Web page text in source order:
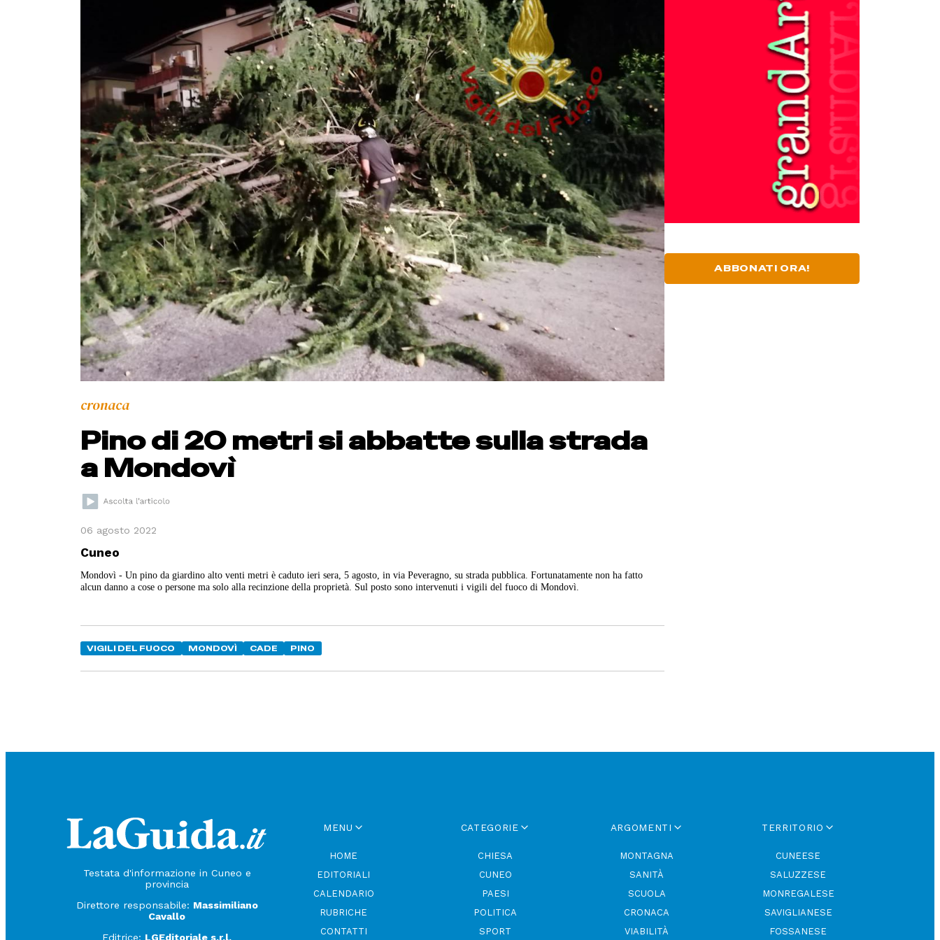
cronaca
Pino di 20 metri si abbatte sulla strada
a Mondovì
06 agosto 2022
Cuneo
Mondovì - Un pino da giardino alto venti metri è caduto ieri sera, 5 agosto, in via Peveragno, su strada pubblica. Fortunatamente non ha fatto
alcun danno a cose o persone ma solo alla recinzione della proprietà. Sul posto sono intervenuti i vigili del fuoco di Mondovì.
VIGILI DEL FUOCO MONDOVÌ CADE PINO
ABBONATI ORA!
Testata d'informazione in Cuneo e
provincia
Direttore responsabile: Massimiliano
Cavallo
Editrice: LGEditoriale s.r.l.
MENU
HOME
EDITORIALI
CALENDARIO
RUBRICHE
CONTATTI
CATEGORIE
CHIESA
CUNEO
PAESI
POLITICA
SPORT
ARGOMENTI
MONTAGNA
SANITÀ
SCUOLA
CRONACA
VIABILITÀ
TERRITORIO
CUNEESE
SALUZZESE
MONREGALESE
SAVIGLIANESE
FOSSANESE